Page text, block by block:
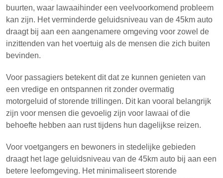
buurten, waar lawaaihinder een veelvoorkomend probleem
kan zijn. Het verminderde geluidsniveau van de 45km auto
draagt bij aan een aangenamere omgeving voor zowel de
inzittenden van het voertuig als de mensen die zich buiten
bevinden.
Voor passagiers betekent dit dat ze kunnen genieten van
een vredige en ontspannen rit zonder overmatig
motorgeluid of storende trillingen. Dit kan vooral belangrijk
zijn voor mensen die gevoelig zijn voor lawaai of die
behoefte hebben aan rust tijdens hun dagelijkse reizen.
Voor voetgangers en bewoners in stedelijke gebieden
draagt het lage geluidsniveau van de 45km auto bij aan een
betere leefomgeving. Het minimaliseert storende